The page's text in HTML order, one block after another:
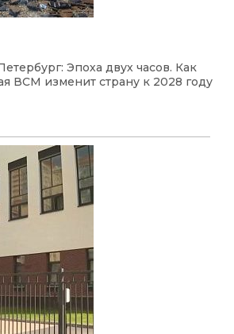
Эпоха двух часов. Как
ВСМ изменит страну к 2028 году